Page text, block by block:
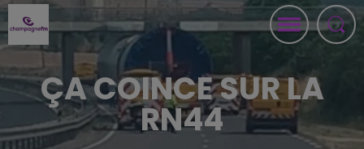
ÇA COINCE SUR LA
RN44